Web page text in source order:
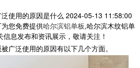
使用的原因是什么 2024-05-13 11:58:00
您免费提供哈尔滨铝单板,哈尔滨木纹铝单
息发布和资讯展示，敬请关注！
被广泛使用的原因有以下几个方面。